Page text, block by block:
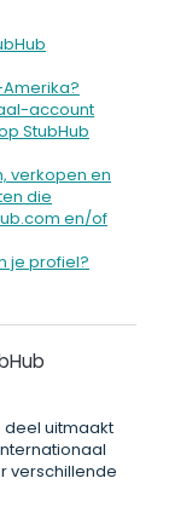
account
StubHub
verkopen en
die
en/of
je profiel?
uitmaakt
verschillende